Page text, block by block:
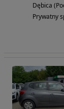
Dębica
Prywatny